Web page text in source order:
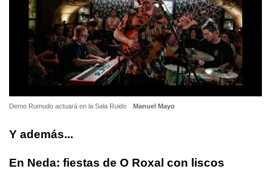
Demo Rumudo actuará en la Sala Ruido Manuel Mayo
Y además...
En Neda: fiestas de O Roxal con liscos